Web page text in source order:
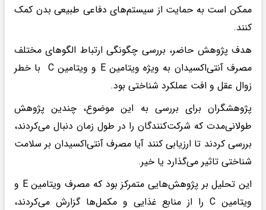
ممکن است به حمایت از سیستم‌های دفاعی طبیعی بدن کمک
کنند.
هدف پژوهش حاضر، بررسی چگونگی ارتباط الگوهای مختلف
مصرف آنتی‌اکسیدان به ویژه ویتامین E و ویتامین C با خطر
زوال عقل و افت عملکرد شناختی بود.
پژوهشگران برای بررسی به این موضوع، چندین پژوهش
طولانی‌مدت که شرکت‌کنندگان را در طول زمان دنبال می‌کردند،
بررسی کردند تا ارزیابی کنند آیا مصرف آنتی‌اکسیدان بر سلامت
شناختی تاثیر می‌گذارد یا خیر.
این تحلیل بر پژوهش‌هایی متمرکز بود که مصرف ویتامین E و
ویتامین C را از منابع غذایی و مکمل‌ها گزارش می‌کردند،